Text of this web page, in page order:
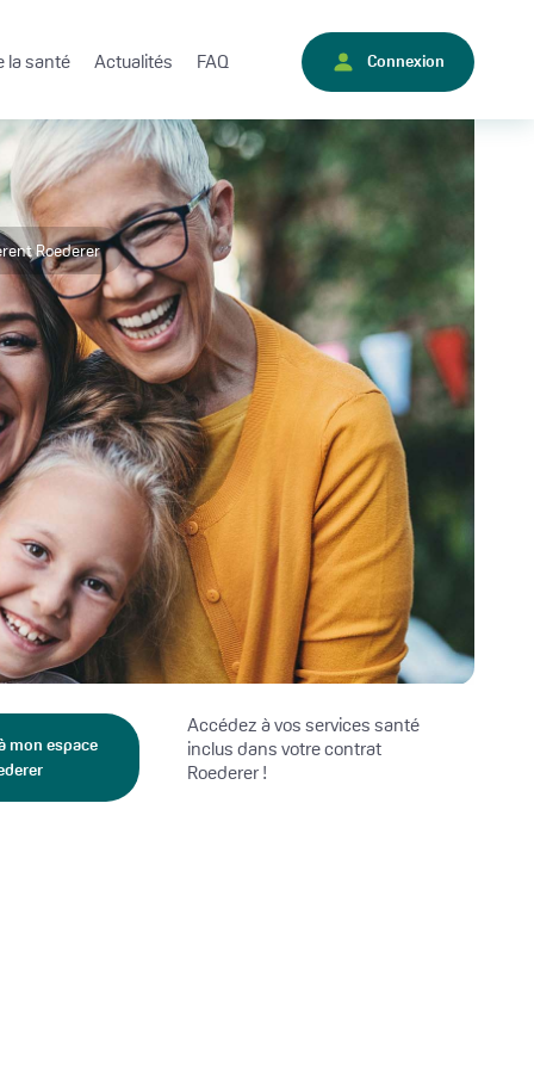
la santé Actualités FAQ Connexion
Roederer
mon espace
Accédez à vos services santé
inclus dans votre contrat
Roederer !